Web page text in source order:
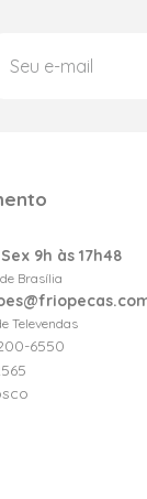
9h às 17h48
Brasília
Televendas
6550